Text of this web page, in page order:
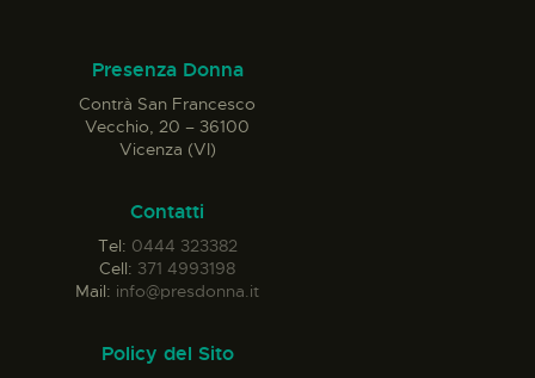
Presenza Donna
Contrà San Francesco
Vecchio, 20 – 36100
Vicenza (VI)
Contatti
Tel: 0444 323382
Cell: 371 4993198
Mail: info@presdonna.it
Policy del Sito